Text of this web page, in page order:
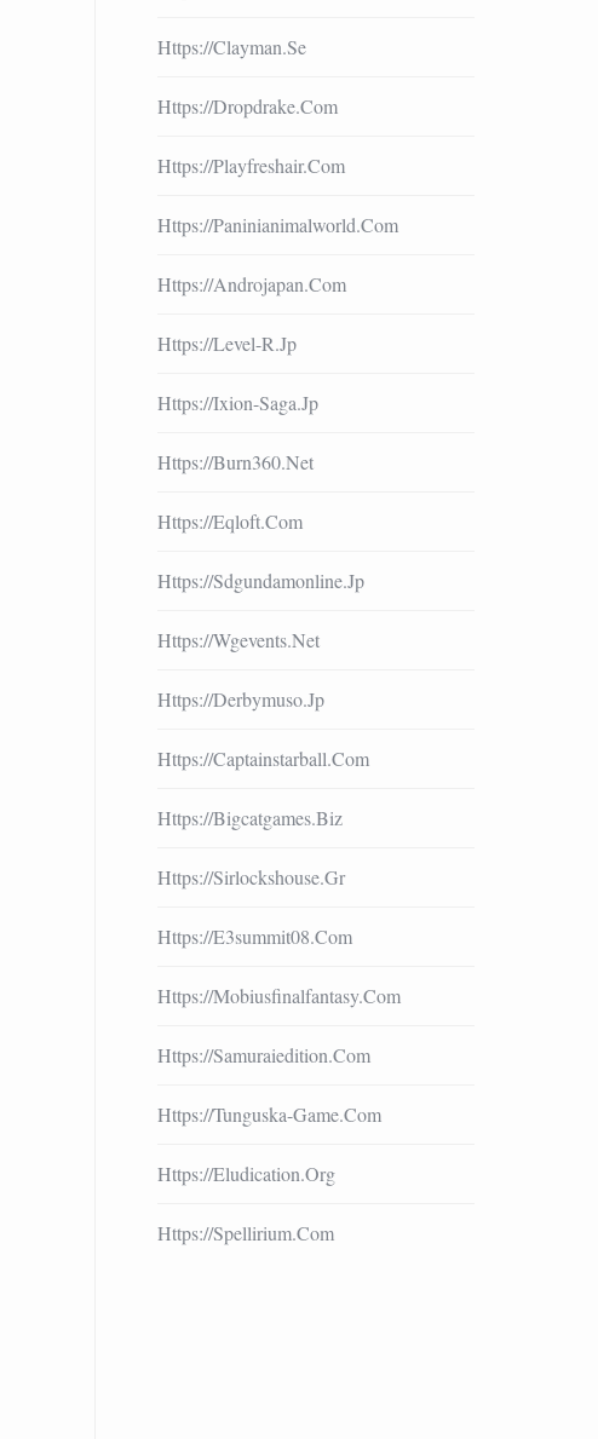
Https://clayman.se
Https://dropdrake.com
Https://playfreshair.com
Https://paninianimalworld.com
Https://androjapan.com
Https://level-R.jp
Https://ixion-Saga.jp
Https://burn360.net
Https://eqloft.com
Https://sdgundamonline.jp
Https://wgevents.net
Https://derbymuso.jp
Https://captainstarball.com
Https://bigcatgames.biz
Https://sirlockshouse.gr
Https://e3summit08.com
Https://mobiusfinalfantasy.com
Https://samuraiedition.com
Https://tunguska-Game.com
Https://eludication.org
Https://spellirium.com